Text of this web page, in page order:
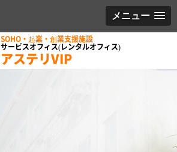
メニュー
SOHO・起業・創業支援施設
サービスオフィス(レンタルオフィス)
アステリVIP